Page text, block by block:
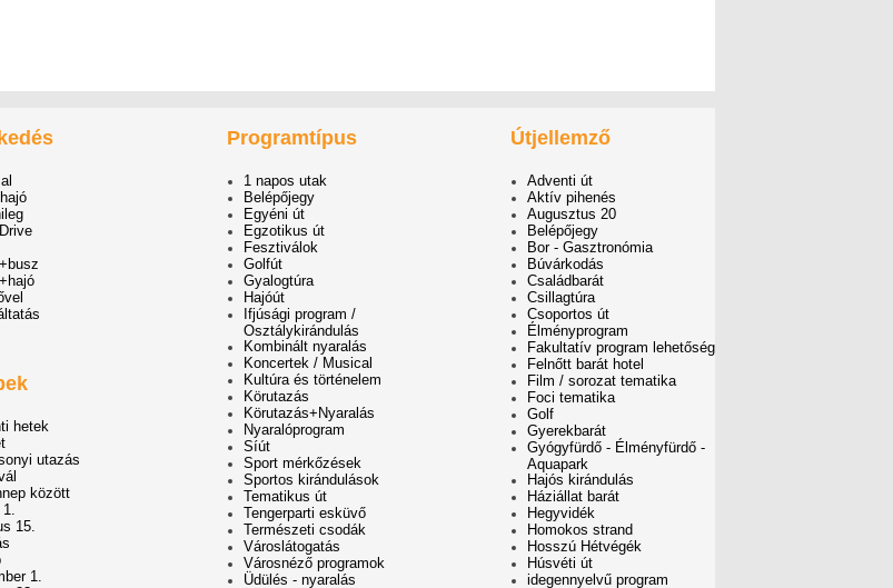
hetek
utazás
között
1.
15.
1.
Programtípus
1 napos utak
Belépőjegy
Egyéni út
Egzotikus út
Fesztiválok
Golfút
Gyalogtúra
Hajóút
Ifjúsági program /
Osztálykirándulás
Kombinált nyaralás
Koncertek / Musical
Kultúra és történelem
Körutazás
Körutazás+Nyaralás
Nyaralóprogram
Síút
Sport mérkőzések
Sportos kirándulások
Tematikus út
Tengerparti esküvő
Természeti csodák
Városlátogatás
Városnéző programok
Üdülés - nyaralás
Útjellemző
Adventi út
Aktív pihenés
Augusztus 20
Belépőjegy
Bor - Gasztronómia
Búvárkodás
Családbarát
Csillagtúra
Csoportos út
Élményprogram
Fakultatív program lehetőség
Felnőtt barát hotel
Film / sorozat tematika
Foci tematika
Golf
Gyerekbarát
Gyógyfürdő - Élményfürdő -
Aquapark
Hajós kirándulás
Háziállat barát
Hegyvidék
Homokos strand
Hosszú Hétvégék
Húsvéti út
idegennyelvű program